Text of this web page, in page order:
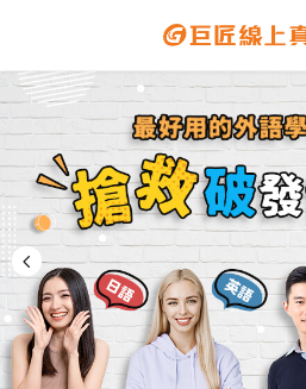
課程介紹
開課查詢
師資陣容
學員故事
免費資源
學員專區